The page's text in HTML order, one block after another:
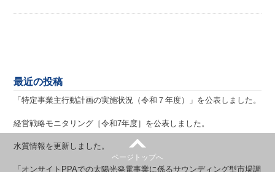
最近の投稿
「特定事業主行動計画の実施状況（令和７年度）」を公表しました。
経営戦略モニタリング［令和7年度］を公表しました。
水質情報を更新しました。
「オンサイトPPAでの太陽光発電事業に係るサウンディング型市場調
ページトップへ